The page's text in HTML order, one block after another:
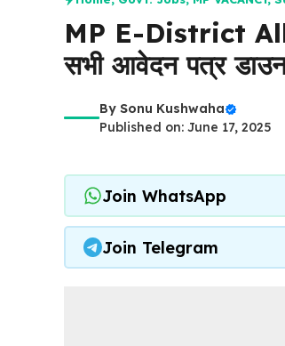
MP E-District
सभी आवेदन पत्र
By Sonu Kushwaha
Published on: June 17, 2025
Join WhatsApp
Join Telegram